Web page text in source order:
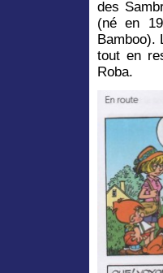
des
(né en
Bamboo).
tout en
Roba.